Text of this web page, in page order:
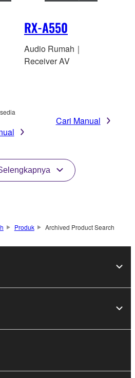
RX-A550
Audio Rumah｜
Receiver AV
Cari Manual
Produk Archived Product Search